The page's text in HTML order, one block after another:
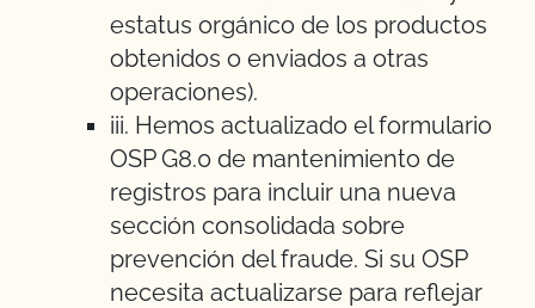
estatus orgánico de los productos
obtenidos o enviados a otras
operaciones).
iii. Hemos actualizado el formulario
OSP G8.0 de mantenimiento de
registros para incluir una nueva
sección consolidada sobre
prevención del fraude. Si su OSP
necesita actualizarse para reflejar